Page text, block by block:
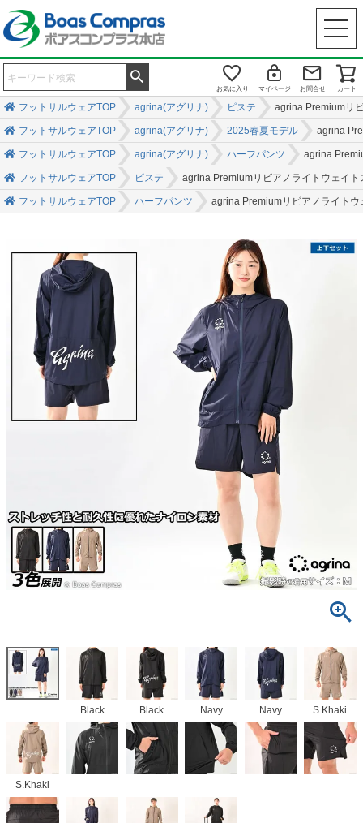
お気に入り マイページ お問合せ カート
フットサルウェアTOP agrina(アグリナ) ピステ agrina Premiumリ
フットサルウェアTOP agrina(アグリナ) 2025春夏モデル agrina
フットサルウェアTOP agrina(アグリナ) ハーフパンツ agrina
フットサルウェアTOP ピステ agrina Premiumリビアノライトウェイ
フットサルウェアTOP ハーフパンツ agrina Premiumリビアノライト
Black Black Navy Navy S.Khaki
S.Khaki